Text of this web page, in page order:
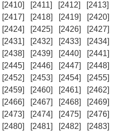
[2410] [2411] [2412]
[2413]
[2417] [2418] [2419]
[2420]
[2424] [2425] [2426]
[2427]
[2431] [2432] [2433]
[2434]
[2438] [2439] [2440]
[2441]
[2445] [2446] [2447]
[2448]
[2452] [2453] [2454]
[2455]
[2459] [2460] [2461]
[2462]
[2466] [2467] [2468]
[2469]
[2473] [2474] [2475]
[2476]
[2480] [2481] [2482]
[2483]